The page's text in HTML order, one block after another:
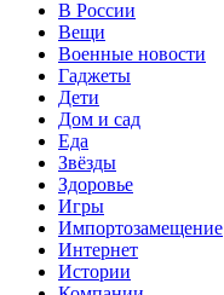
В России
Вещи
Военные новости
Гаджеты
Дети
Дом и сад
Еда
Звёзды
Здоровье
Игры
Импортозамещение
Интернет
Истории